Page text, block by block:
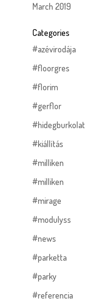
March 2019
Categories
#azévirodája
#floorgres
#florim
#gerflor
#hidegburkolat
#kiállítás
#milliken
#milliken
#mirage
#modulyss
#news
#parketta
#parky
#referencia